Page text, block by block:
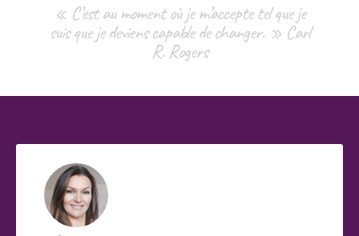
« C’est au moment où je m’accepte tel que je
suis que je deviens capable de changer. » Carl
R. Rogers